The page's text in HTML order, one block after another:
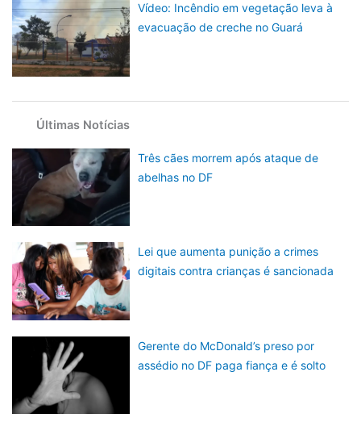
Vídeo: Incêndio em vegetação leva à
evacuação de creche no Guará
Últimas Notícias
Três cães morrem após ataque de
abelhas no DF
Lei que aumenta punição a crimes
digitais contra crianças é sancionada
Gerente do McDonald’s preso por
assédio no DF paga fiança e é solto